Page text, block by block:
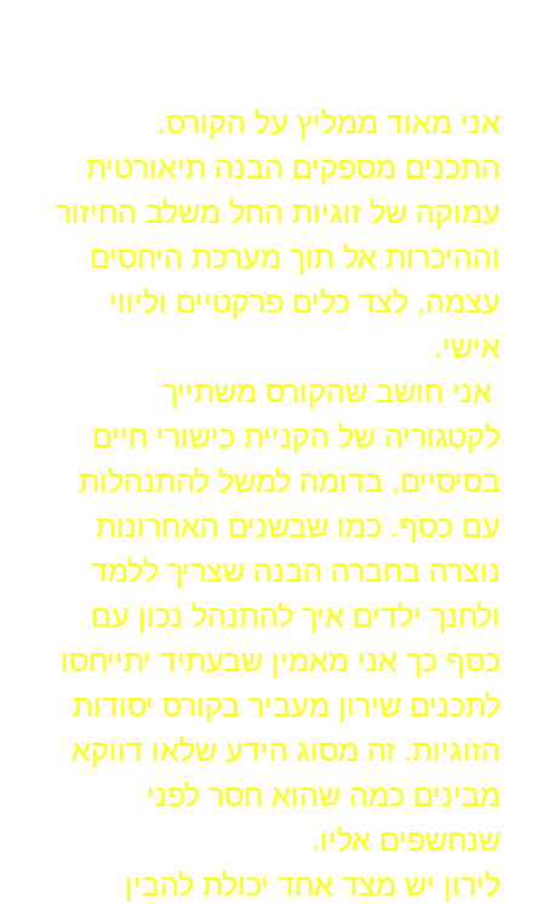
אני מאוד ממליץ על הקורס.
התכנים מספקים הבנה תיאורטית
עמוקה של זוגיות החל משלב החיזור
וההיכרות אל תוך מערכת היחסים
עצמה, לצד כלים פרקטיים וליווי
אישי.
אני חושב שהקורס משתייך
לקטגוריה של הקניית כישורי חיים
בסיסיים, בדומה למשל להתנהלות
עם כסף. כמו שבשנים האחרונות
נוצרה בחברה הבנה שצריך ללמד
ולחנך ילדים איך להתנהל נכון עם
כסף כך אני מאמין שבעתיד יתייחסו
לתכנים שירון מעביר בקורס יסודות
הזוגיות. זה מסוג הידע שלאו דווקא
מבינים כמה שהוא חסר לפני
שנחשפים אליו.
לירון יש מצד אחד יכולת להבין